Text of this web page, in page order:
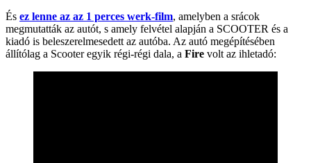
És ez lenne az az 1 perces werk-film, amelyben a srácok
megmutatták az autót, s amely felvétel alapján a SCOOTER és a
kiadó is beleszerelmesedett az autóba. Az autó megépítésében
állítólag a Scooter egyik régi-régi dala, a Fire volt az ihletadó: